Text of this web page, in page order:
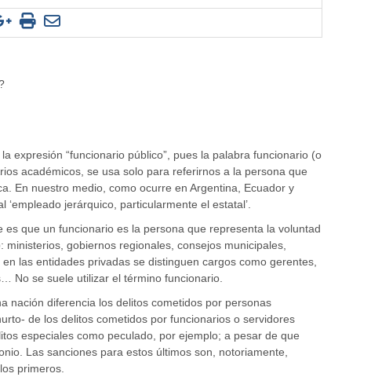
expresión “funcionario público”, pues la palabra funcionario (o
académicos, se usa solo para referirnos a la persona que
En nuestro medio, como ocurre en Argentina, Ecuador y
‘empleado jerárquico, particularmente el estatal’.
es que un funcionario es la persona que representa la voluntad
gobiernos regionales, consejos municipales,
las entidades privadas se distinguen cargos como gerentes,
No se suele utilizar el término funcionario.
nación diferencia los delitos cometidos por personas
de los delitos cometidos por funcionarios o servidores
especiales como peculado, por ejemplo; a pesar de que
Las sanciones para estos últimos son, notoriamente,
primeros.